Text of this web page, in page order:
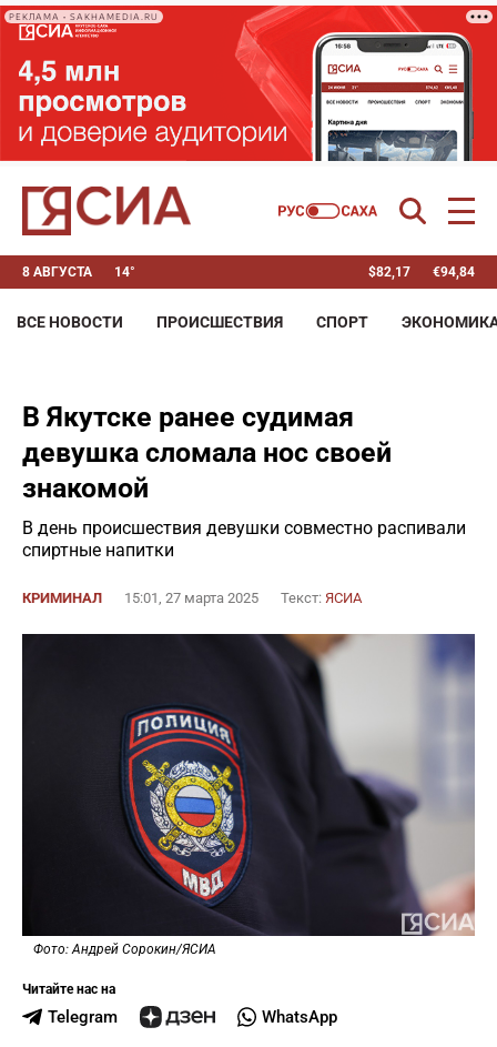
РЕКЛАМА • SAKHAMEDIA.RU
8 АВГУСТА 14° $82,17 €94,84
ВСЕ НОВОСТИ ПРОИСШЕСТВИЯ СПОРТ
В Якутске ранее судимая
девушка сломала нос своей
знакомой
В день происшествия девушки совместно распивали
спиртные напитки
КРИМИНАЛ 15:01, 27 марта 2025 Текст: ЯСИА
Фото: Андрей Сорокин/ЯСИА
Читайте нас на
Telegram WhatsApp